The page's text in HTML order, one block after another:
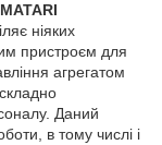
MATARI
ніяких
пристроєм для
агрегатом
Даний
в тому числі і